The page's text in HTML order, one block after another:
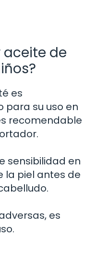
aceite de
es
para su uso en
recomendable
sensibilidad en
la piel antes de
es